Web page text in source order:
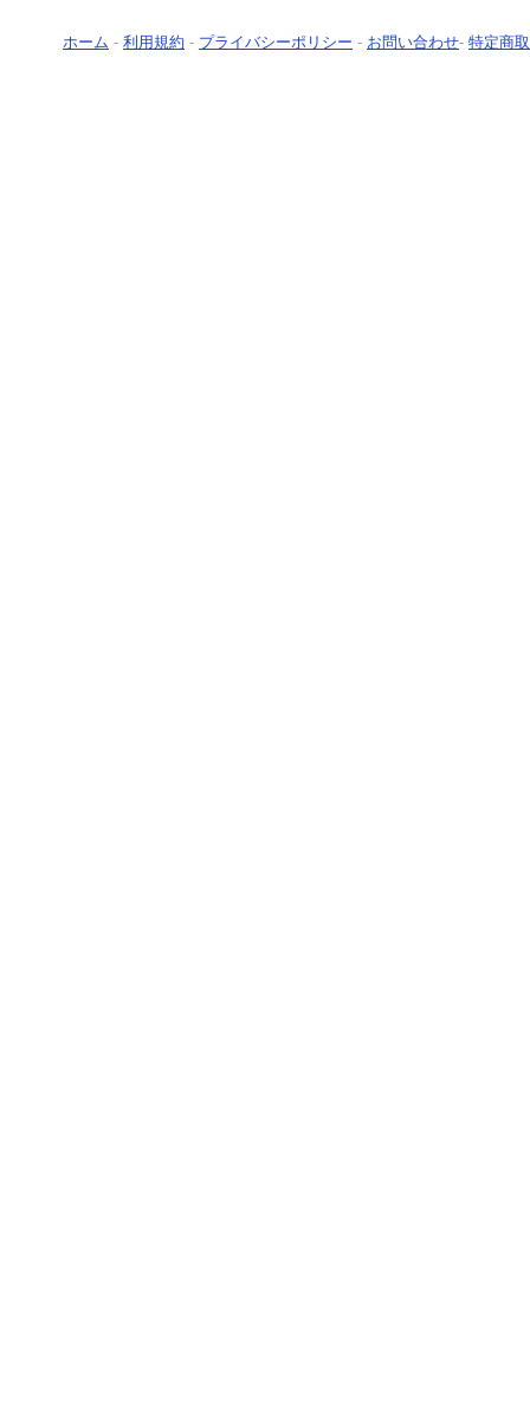
ホーム - 利用規約 - プライバシーポリシー - お問い合わせ- 特定商